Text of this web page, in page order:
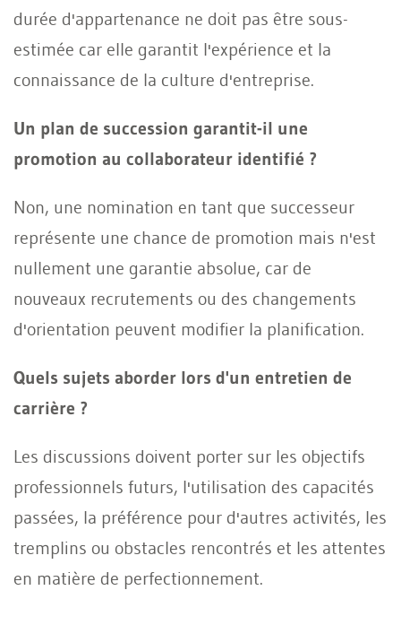
durée d'appartenance ne doit pas être sous-
estimée car elle garantit l'expérience et la
connaissance de la culture d'entreprise.
Un plan de succession garantit-il une
promotion au collaborateur identifié ?
Non, une nomination en tant que successeur
représente une chance de promotion mais n'est
nullement une garantie absolue, car de
nouveaux recrutements ou des changements
d'orientation peuvent modifier la planification.
Quels sujets aborder lors d'un entretien de
carrière ?
Les discussions doivent porter sur les objectifs
professionnels futurs, l'utilisation des capacités
passées, la préférence pour d'autres activités, les
tremplins ou obstacles rencontrés et les attentes
en matière de perfectionnement.